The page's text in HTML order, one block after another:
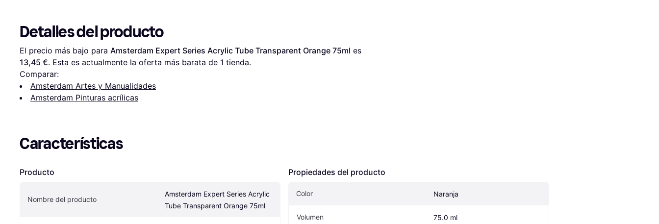
Detalles del producto
El precio más bajo para Amsterdam Expert Series Acrylic Tube Transparent Orange 75ml
13,45 €. Esta es actualmente la oferta más barata de 1 tienda.
Comparar:
Amsterdam Artes y Manualidades
Amsterdam Pinturas acrílicas
Características
Producto
Nombre del producto
Amsterdam Expert Series Acrylic
Tube Transparent Orange 75ml
Propiedades del producto
Color Naranja
Volumen 75.0 ml